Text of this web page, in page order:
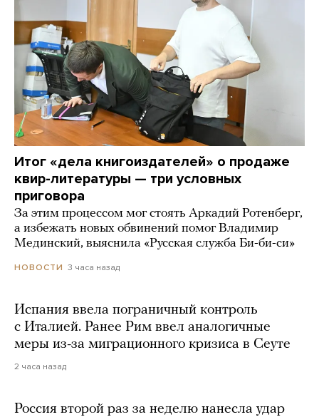
Итог «дела книгоиздателей» о продаже
квир-литературы — три условных
приговора
За этим процессом мог стоять Аркадий Ротенберг,
а избежать новых обвинений помог Владимир
Мединский, выяснила «Русская служба Би-би-си»
НОВОСТИ 3 часа назад
Испания ввела пограничный контроль
с Италией. Ранее Рим ввел аналогичные
меры из-за миграционного кризиса в Сеуте
2 часа назад
Россия второй раз за неделю нанесла удар